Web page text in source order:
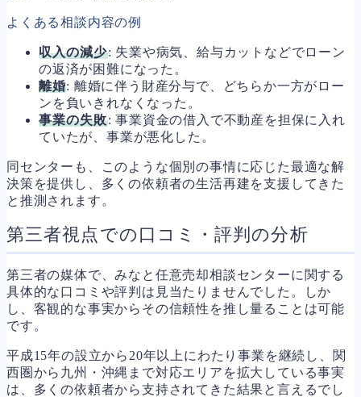
よくある相談内容の例
収入の減少: 失業や病気、給与カットなどでローン
の返済が困難になった。
離婚: 離婚に伴う財産分与で、どちらか一方がロー
ンを負いきれなくなった。
事業の失敗: 事業資金の借入で不動産を担保に入れ
ていたが、事業が悪化した。
同センターも、このような個別の事情に応じた最適な解
決策を提供し、多くの依頼者の生活再建を支援してきた
と推測されます。
第三者視点での口コミ・評判の分析
第三者の媒体で、みなと任意売却相談センターに関する
具体的な口コミや評判は見当たりませんでした。しか
し、客観的な事実からその信頼性を推し量ることは可能
です。
平成15年の設立から20年以上にわたり事業を継続し、関
西圏から九州・沖縄まで対応エリアを拡大している事実
は、多くの依頼者から支持されてきた結果と言えるでし